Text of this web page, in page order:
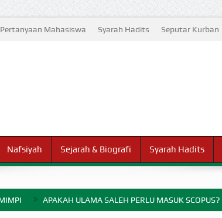
Pertanyaan Mahasiswa Syarah Hadits Seputar Kurban
Nafsiyah Sejarah & Biografi Syarah Hadits
APAKAH ULAMA SALEH PERLU MASUK SCOPUS?